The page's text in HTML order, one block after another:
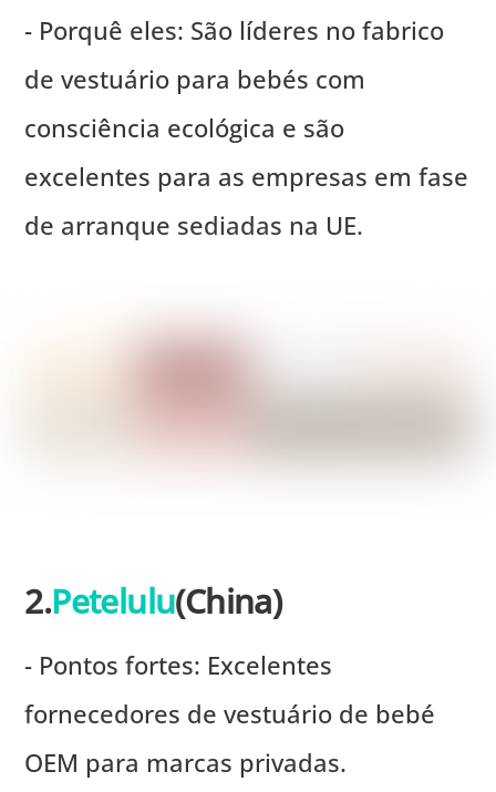
- Porquê eles: São líderes no fabrico
de vestuário para bebés com
consciência ecológica e são
excelentes para as empresas em fase
de arranque sediadas na UE.
2.Petelulu(China)
- Pontos fortes: Excelentes
fornecedores de vestuário de bebé
OEM para marcas privadas.